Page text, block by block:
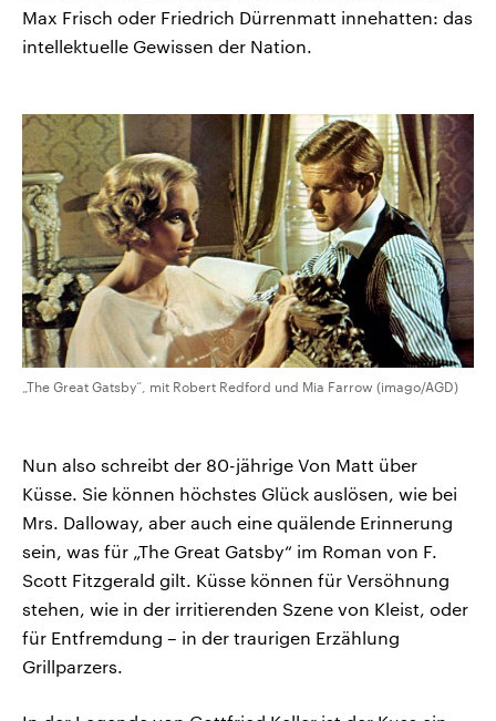
Max Frisch oder Friedrich Dürrenmatt innehatten: das
intellektuelle Gewissen der Nation.
„The Great Gatsby“, mit Robert Redford und Mia Farrow (imago/AGD)
Nun also schreibt der 80-jährige Von Matt über
Küsse. Sie können höchstes Glück auslösen, wie bei
Mrs. Dalloway, aber auch eine quälende Erinnerung
sein, was für „The Great Gatsby“ im Roman von F.
Scott Fitzgerald gilt. Küsse können für Versöhnung
stehen, wie in der irritierenden Szene von Kleist, oder
für Entfremdung – in der traurigen Erzählung
Grillparzers.